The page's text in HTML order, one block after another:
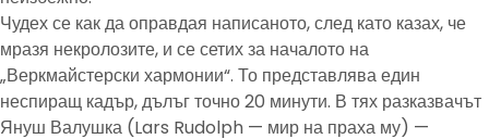
Чудех се как да оправдая написаното, след като казах, че
мразя некролозите, и се сетих за началото на
„Веркмайстерски хармонии“. То представлява един
неспиращ кадър, дълъг точно 20 минути. В тях разказвачът
Януш Валушка (Lars Rudolph — мир на праха му) —